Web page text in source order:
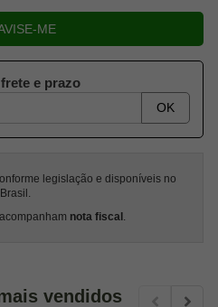
ME
e prazo
OK
legislação e disponíveis no
Brasil.
nota fiscal.
vendidos